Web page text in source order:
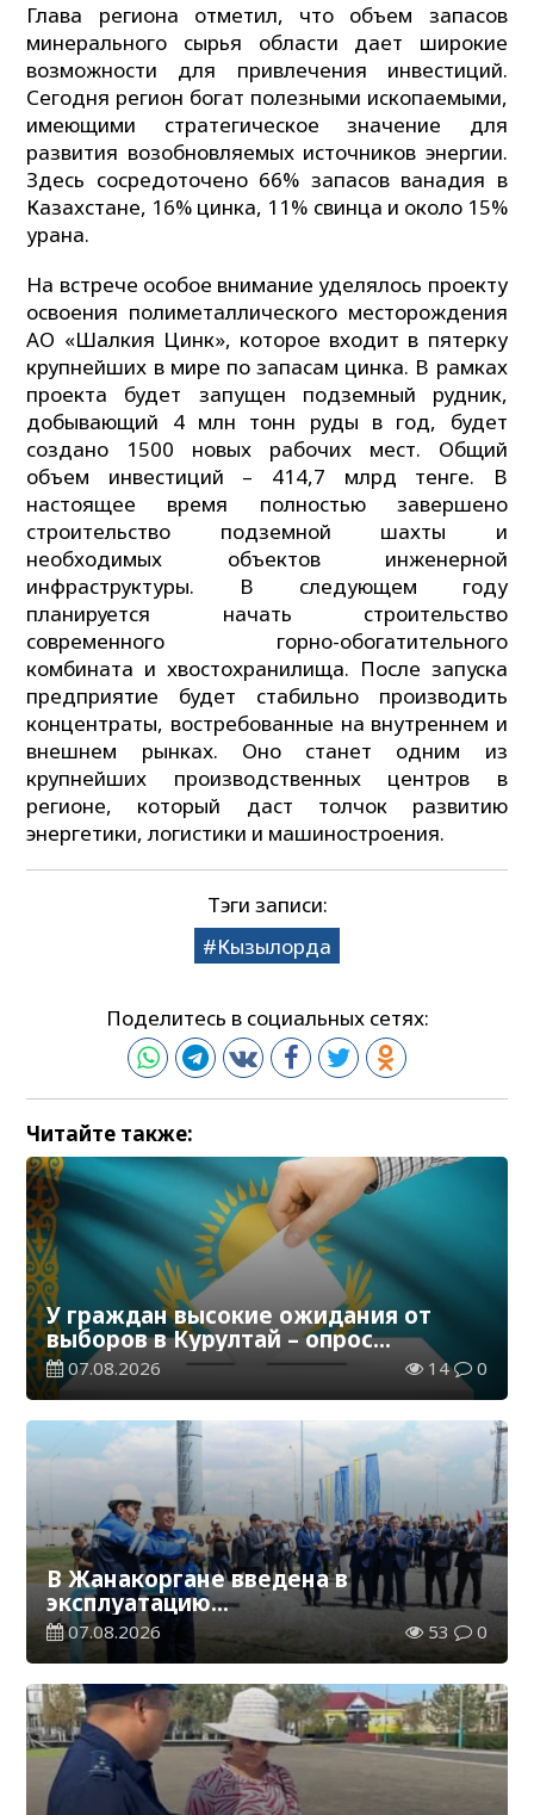
Глава региона отметил, что объем запасов
минерального сырья области дает широкие
возможности для привлечения инвестиций.
Сегодня регион богат полезными ископаемыми,
имеющими стратегическое значение для
развития возобновляемых источников энергии.
Здесь сосредоточено 66% запасов ванадия в
Казахстане, 16% цинка, 11% свинца и около 15%
урана.
На встрече особое внимание уделялось проекту
освоения полиметаллического месторождения
АО «Шалкия Цинк», которое входит в пятерку
крупнейших в мире по запасам цинка. В рамках
проекта будет запущен подземный рудник,
добывающий 4 млн тонн руды в год, будет
создано 1500 новых рабочих мест. Общий
объем инвестиций – 414,7 млрд тенге. В
настоящее время полностью завершено
строительство подземной шахты и
необходимых объектов инженерной
инфраструктуры. В следующем году
планируется начать строительство
современного горно-обогатительного
комбината и хвостохранилища. После запуска
предприятие будет стабильно производить
концентраты, востребованные на внутреннем и
внешнем рынках. Оно станет одним из
крупнейших производственных центров в
регионе, который даст толчок развитию
энергетики, логистики и машиностроения.
Тэги записи:
Кызылорда
Поделитесь в социальных сетях:
Читайте также:
У граждан высокие ожидания от
выборов в Курултай – опрос
общественного мнения
07.08.2026 14 0
В Жанакоргане введена в
эксплуатацию
водораспределительная станция
07.08.2026 53 0